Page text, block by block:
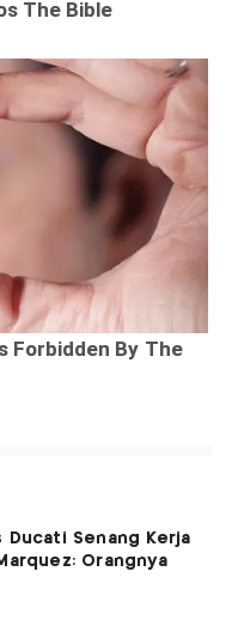
Ducati Senang Kerja
Orangnya